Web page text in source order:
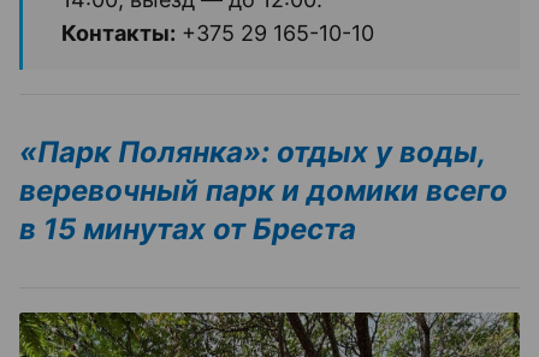
Контакты: +375 29 165-10-10
«Парк Полянка»: отдых у воды,
веревочный парк и домики всего
в 15 минутах от Бреста